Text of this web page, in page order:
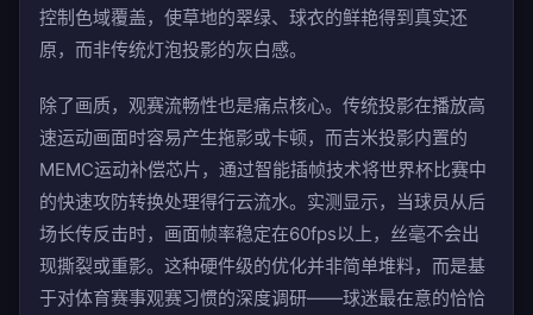
控制色域覆盖，使草地的翠绿、球衣的鲜艳得到真实还
原，而非传统灯泡投影的灰白感。
除了画质，观赛流畅性也是痛点核心。传统投影在播放高
速运动画面时容易产生拖影或卡顿，而吉米投影内置的
MEMC运动补偿芯片，通过智能插帧技术将世界杯比赛中
的快速攻防转换处理得行云流水。实测显示，当球员从后
场长传反击时，画面帧率稳定在60fps以上，丝毫不会出
现撕裂或重影。这种硬件级的优化并非简单堆料，而是基
于对体育赛事观赛习惯的深度调研——球迷最在意的恰恰